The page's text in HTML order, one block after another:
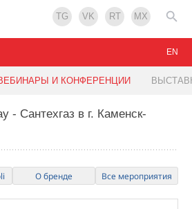
TG VK RT MX
И КОНФЕРЕНЦИИ
EN
- Сантехгаз в г. Каменск-
О бренде Все мероприятия